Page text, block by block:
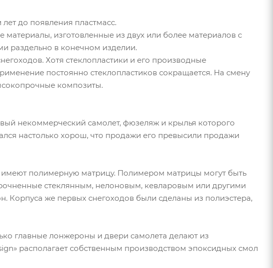
до появления пластмасс.
изготовленные из двух или более материалов с
раздельно в конечном изделии.
Хотя стеклопластики и его производные
постоянно стеклопластиков сокращается. На смену
композиты.
некоммерческий самолет, фюзеляж и крылья которого
настолько хорош, что продажи его превысили продажи
полимерную матрицу. Полимером матрицы могут быть
стеклянным, нелоновым, кевларовым или другими
Корпуса же первых снегоходов были сделаны из полиэстера,
главные лонжероны и двери самолета делают из
располагает собственным производством эпоксидных смол